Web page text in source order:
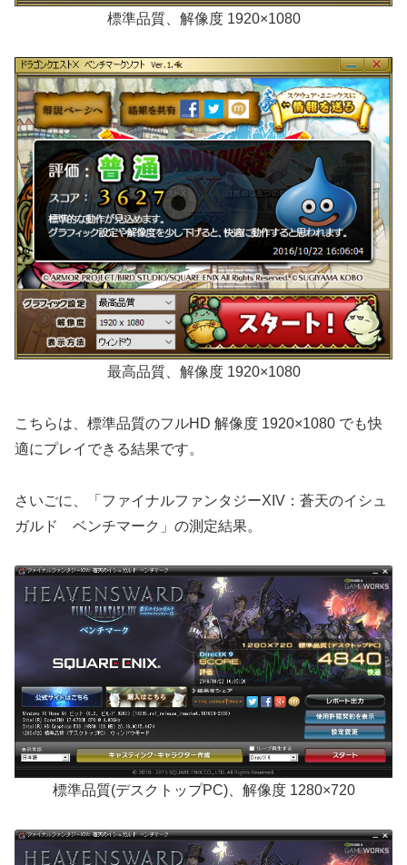
標準品質、解像度 1920×1080
最高品質、解像度 1920×1080
こちらは、標準品質のフルHD 解像度 1920×1080 でも快
適にプレイできる結果です。
さいごに、「ファイナルファンタジーXIV：蒼天のイシュ
ガルド ベンチマーク」の測定結果。
標準品質(デスクトップPC)、解像度 1280×720